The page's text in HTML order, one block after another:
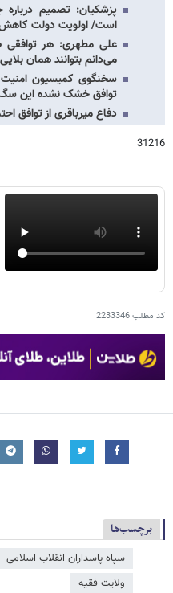
پزشکیان: تصمیم‌
است/ اولویت دولت
علی مطهری: هر توافقی
می‌دانم بتوانند همان
سخنگوی کمیسیون
توافق خشک نشده این
دفاع میرباقری از توافق
31216
کد مطلب2233346
برچسب‌ها
سپاه پاسداران انقلاب اسلامی
ولایت فقیه